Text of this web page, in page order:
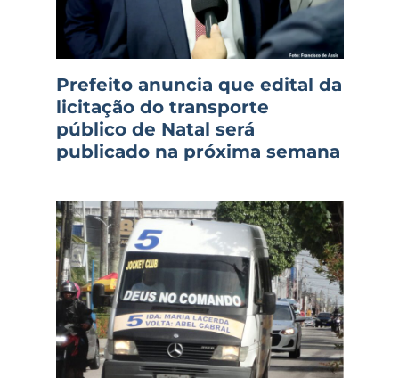
Prefeito anuncia que edital da
licitação do transporte
público de Natal será
publicado na próxima semana